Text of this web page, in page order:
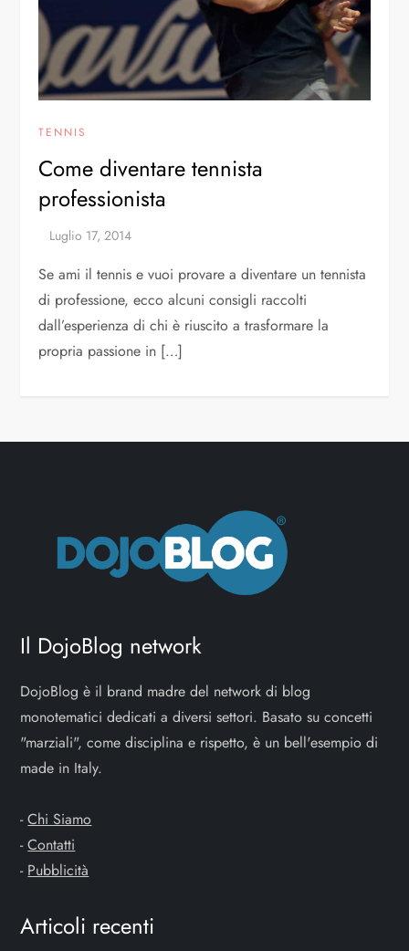
TENNIS
Come diventare tennista
professionista
Se ami il tennis e vuoi provare a diventare un tennista
di professione, ecco alcuni consigli raccolti
dall’esperienza di chi è riuscito a trasformare la
propria passione in […]
Il DojoBlog network
DojoBlog è il brand madre del network di blog
monotematici dedicati a diversi settori. Basato su concetti
"marziali", come disciplina e rispetto, è un bell'esempio di
made in Italy.
-Chi Siamo
-Contatti
- Pubblicità
Articoli recenti